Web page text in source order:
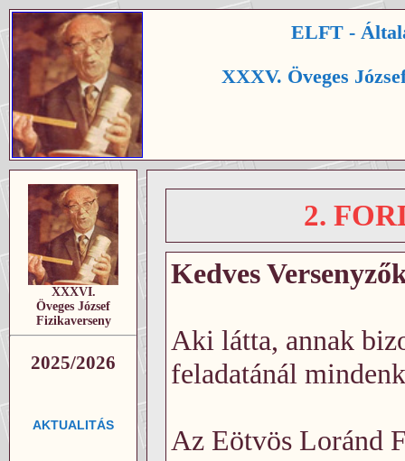
ELFT -
XXXV. Öveges
XXXVI.
Öveges József
Fizikaverseny
2025/2026
AKTUALITÁS
2.
Kedves
Aki látta, annak
feladatánál
Az Eötvös Loránd